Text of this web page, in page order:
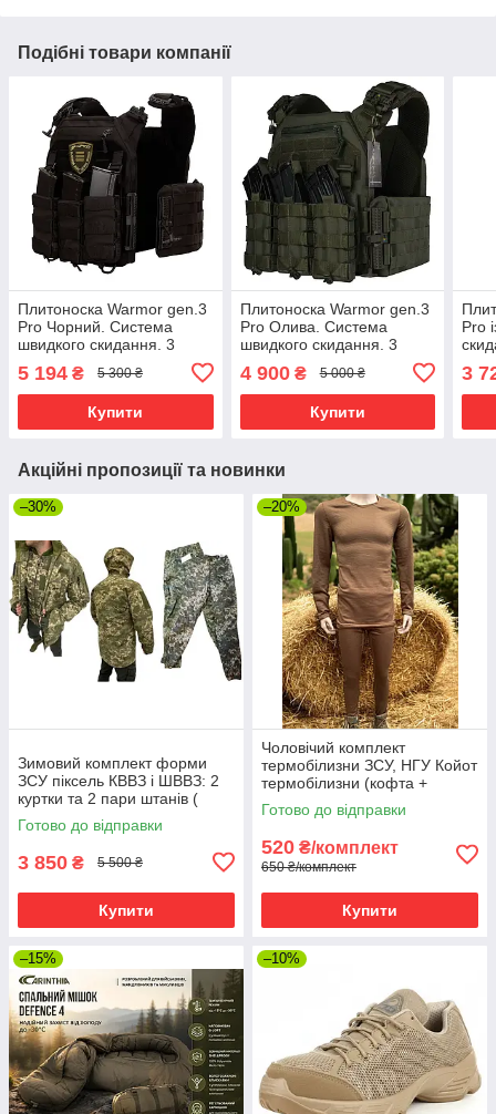
Подібні товари компанії
Плитоноска Warmor gen.3
Pro Чорний. Сиcтема
швидкого скидання. 3
5 194 ₴ 5 300 ₴
Купити
Плитоноска Warmor gen.3
Pro Олива. Сиcтема
швидкого скидання. 3
4 900₴ 5 000 ₴
Купити
Pro
3
Акційні пропозиції та новинки
–30%
Зимовий комплект форми
ЗСУ піксель КВВЗ і ШВВЗ: 2
куртки та 2 пари штанів (
Комплект форми "чотирка")
Готово до відправки
3 850 ₴ 5 500 ₴
Купити
–20%
Чоловічий комплект
термобілизни ЗСУ, НГУ Койот
термобілизни (кофта +
штани), у кубики (карта)
мікрофліс
Готово до відправки
520 ₴/комплект
650 ₴/комплект
Купити
–15% –10%